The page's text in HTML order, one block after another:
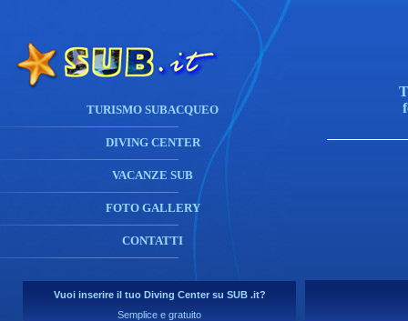
TURISMO SUBACQUEO
DIVING CENTER
VACANZE SUB
FOTO GALLERY
CONTATTI
Vuoi inserire il tuo Diving Center su SUB .it?
Semplice e gratuito